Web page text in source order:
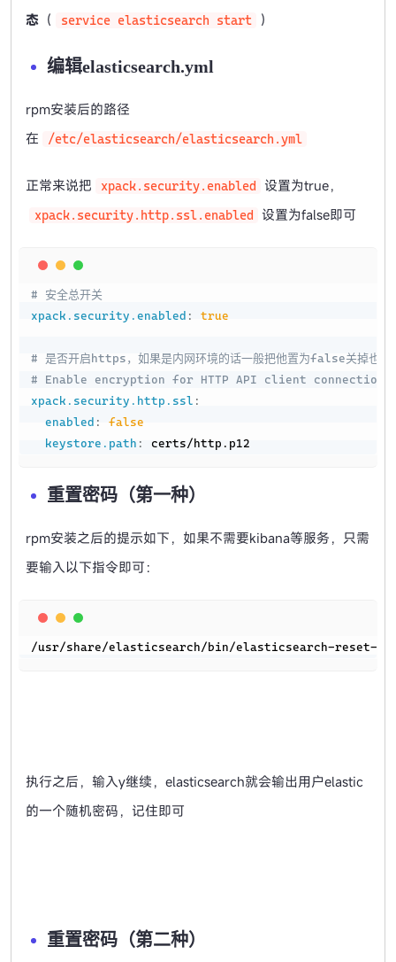
态 （ service elasticsearch start ）
编辑elasticsearch.yml
rpm安装后的路径
在
/etc/elasticsearch/elasticsearch.yml
正常来说把 xpack.security.enabled 设置为true，
xpack.security.http.ssl.enabled 设置为false即可
# 安全总开关
xpack.security.enabled : true
# 是否开启https，如果是内网环境的话一般把他置为false关掉也
# Enable encryption for HTTP API client
xpack.security.http.ssl :
enabled :
false
keystore.path : certs/http.p12
重置密码（第一种）
rpm安装之后的提示如下，如果不需要kibana等服务，只需
要输入以下指令即可：
/usr/share/elasticsearch/bin/elasticsearch-reset-
执行之后，输入y继续，elasticsearch就会输出用户elastic
的一个随机密码，记住即可
重置密码（第二种）